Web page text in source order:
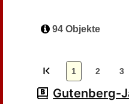
94 Objekte
1 2 3
Gutenberg-